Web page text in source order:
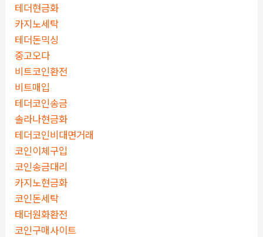
테더현금화
카지노세탁
테더돈믹싱
중고오다
비트코인환전
비트매입
테더코인송금
솔라나현금화
테더코인비대면거래
코인이체구입
코인송금대리
카지노현금화
코인돈세탁
태더원화환전
코인구매사이트